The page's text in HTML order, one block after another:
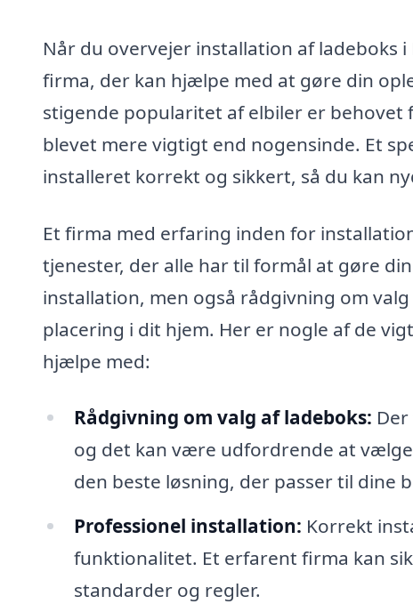
Når du overvejer installation af
firma, der kan hjælpe med at gøre din
stigende popularitet af elbiler er
blevet mere vigtigt end nogensinde. Et
installeret korrekt og sikkert, så du kan
Et firma med erfaring inden for
tjenester, der alle har til formål at gøre
installation, men også rådgivning om
placering i dit hjem. Her er nogle af de
hjælpe med:
Rådgivning om valg af ladeboks:
og det kan være udfordrende at
den beste løsning, der passer til dine
Professionel installation: Korrekt
funktionalitet. Et erfarent firma kan
standarder og regler.